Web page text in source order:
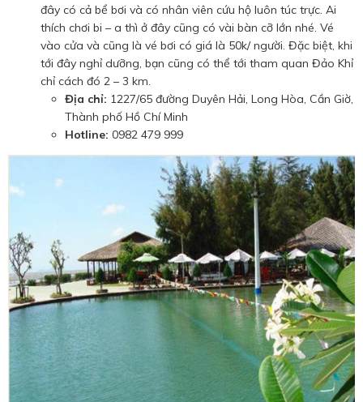
đây có cả bể bơi và có nhân viên cứu hộ luôn túc trực. Ai
thích chơi bi – a thì ở đây cũng có vài bàn cỡ lớn nhé. Vé
vào cửa và cũng là vé bơi có giá là 50k/ người. Đặc biệt, khi
tới đây nghỉ dưỡng, bạn cũng có thể tới tham quan Đảo Khỉ
chỉ cách đó 2 – 3 km.
Địa chỉ: 1227/65 đường Duyên Hải, Long Hòa, Cần Giờ,
Thành phố Hồ Chí Minh
Hotline: 0982 479 999